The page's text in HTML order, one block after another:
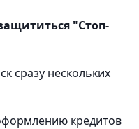
"Стоп-
сразу нескольких
кредитов